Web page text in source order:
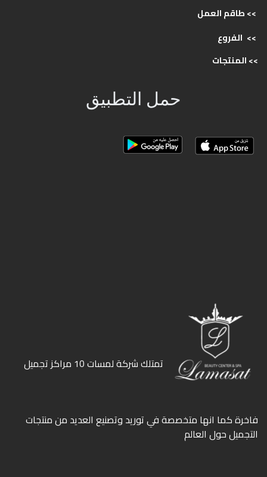
>> طاقمالعمل
>> الفروع
>>المنتجات
حمل التطبيق
ﺗﻤﺘﻠﻚ ﺷﺮﻛﺔ ﻟﻤﺴﺎت 10 ﻣﺮاﻛﺰ ﺗﺠﻤﻴﻞ
ﻓﺎﺧﺮة كما انها ﻣﺘﺨﺼﺼﺔ ﻓﻲ ﺗﻮرﻳﺪ وﺗﺼﻨﻴﻊ اﻟﻌﺪﻳﺪ ﻣﻦ ﻣﻨﺘﺠﺎت
اﻟﺘﺠﻤﻴﻞ ﺣﻮل اﻟﻌﺎﻟﻢ